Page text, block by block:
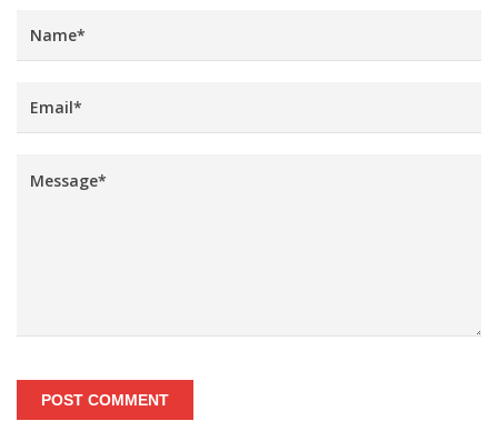
POST COMMENT